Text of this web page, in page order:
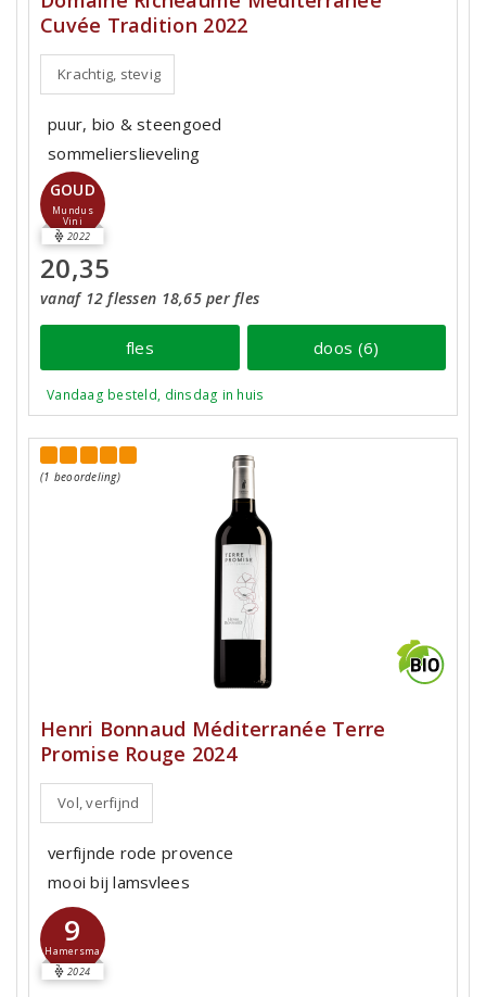
Cuvée Tradition 2022
Krachtig, stevig
puur, bio & steengoed
sommelierslieveling
GOUD
Mundus
Vini
2022
20,35
vanaf 12 flessen 18,65 per fles
fles doos (6)
Vandaag besteld, dinsdag in huis
(1 beoordeling)
Henri Bonnaud Méditerranée Terre
Promise Rouge 2024
Vol, verfijnd
verfijnde rode provence
mooi bij lamsvlees
9
Hamersma
2024